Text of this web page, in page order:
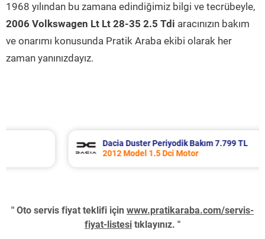
1968 yılından bu zamana edindiğimiz bilgi ve tecrübeyle,
2006 Volkswagen Lt Lt 28-35 2.5 Tdi aracınızın bakım
ve onarımı konusunda Pratik Araba ekibi olarak her
zaman yanınızdayız.
Dacia Duster Periyodik Bakım 7.799 TL
2012 Model 1.5 Dci Motor
" Oto servis fiyat teklifi için www.pratikaraba.com/servis-
fiyat-listesi tıklayınız. "